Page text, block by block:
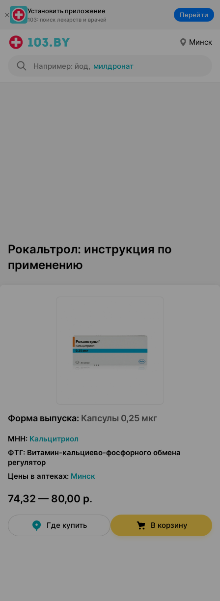
Установить приложение
103: поиск лекарств и врачей
Перейти
Минск
Например: йод, милдронат
Рокальтрол: инструкция по
применению
Форма выпуска: Капсулы 0,25 мкг
МНН: Кальцитриол
ФТГ: Витамин-кальциево-фосфорного обмена
регулятор
Цены в аптеках: Минск
74,32 — 80,00 р.
Где купить В корзину